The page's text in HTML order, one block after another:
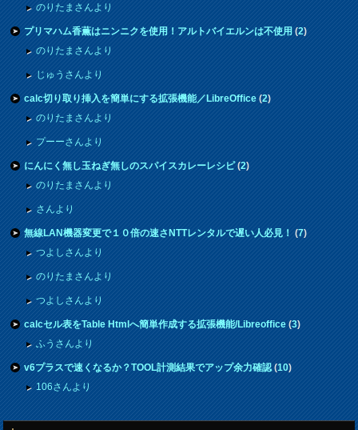
のりたまさんより
プリマハム香薫はニンニクを使用！アルトバイエルンは不使用(2)
のりたまさんより
じゅうさんより
calc切り取り挿入を簡単にする拡張機能／LibreOffice(2)
のりたまさんより
プーーさんより
にんにく無し玉ねぎ無しのスパイスカレーレシピ(2)
のりたまさんより
さんより
無線LAN機器変更で１０倍の速さNTTレンタルで遅い人必見！(7)
つよしさんより
のりたまさんより
つよしさんより
calcセル表をTable Htmlへ簡単作成する拡張機能/Libreoffice(3)
ふうさんより
v6プラスで速くなるか？TOOL計測結果でアップ余力確認(10)
106さんより